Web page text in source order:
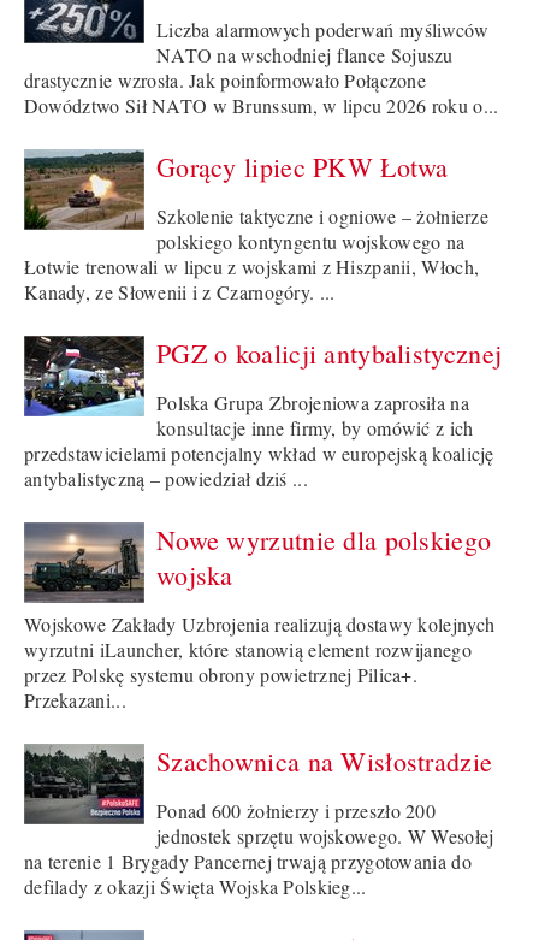
Liczba alarmowych poderwań myśliwców
NATO na wschodniej flance Sojuszu
drastycznie wzrosła. Jak poinformowało Połączone
Dowództwo Sił NATO w Brunssum, w lipcu 2026 roku o...
Gorący lipiec PKW Łotwa
Szkolenie taktyczne i ogniowe – żołnierze
polskiego kontyngentu wojskowego na
Łotwie trenowali w lipcu z wojskami z Hiszpanii, Włoch,
Kanady, ze Słowenii i z Czarnogóry. ...
PGZ o koalicji antybalistycznej
Polska Grupa Zbrojeniowa zaprosiła na
konsultacje inne firmy, by omówić z ich
przedstawicielami potencjalny wkład w europejską koalicję
antybalistyczną – powiedział dziś ...
Nowe wyrzutnie dla polskiego
wojska
Wojskowe Zakłady Uzbrojenia realizują dostawy kolejnych
wyrzutni iLauncher, które stanowią element rozwijanego
przez Polskę systemu obrony powietrznej Pilica+.
Przekazani...
Szachownica na Wisłostradzie
Ponad 600 żołnierzy i przeszło 200
jednostek sprzętu wojskowego. W Wesołej
na terenie 1 Brygady Pancernej trwają przygotowania do
defilady z okazji Święta Wojska Polskieg...